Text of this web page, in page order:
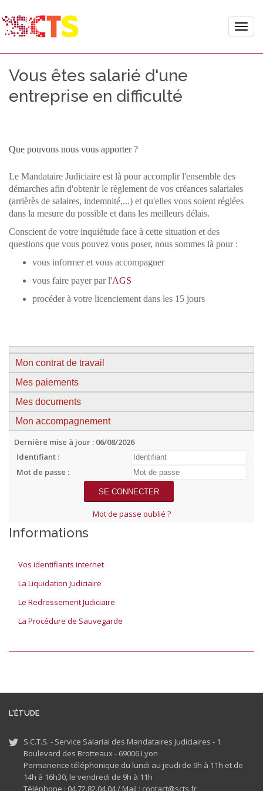
Toggle
Vous êtes salarié d'une
entreprise en difficulté
Que pouvons nous vous apporter ?
Le Mandataire Judiciaire est là pour accomplir l'ensemble des
démarches afin d'obtenir le règlement de vos créances salariales
(arrièrès de salaires, indemnité,...) et qu'elles vous soient réglées
dans la mesure du possible et dans les meilleurs délais.
Conscient de votre inquiétude face à cette situation et des
questions que vous pouvez vous poser, nous sommes là pour :
vous informer et vous accompagner
vous faire payer par l'AGS
procéder à votre licenciement dans les 15 jours
Mon contrat de travail
Mes paiements
Mes documents
Mon accompagnement
Dernière mise à jour : 06/08/2026
Identifiant :
Mot de passe :
Mot de passe oublié ?
Informations
Vos identifiants internet
La Liquidation Judiciaire
Le Redressement Judiciaire
La Procédure de Sauvegarde
L'ÉTUDE
S.C.T.S. - Service Salarial des Mandataires Judiciaires - 1
Boulevard des Brotteaux - 69006 Lyon
Permanence téléphonique du lundi au jeudi de 9h à 11h et de
14h à 16h30, le vendredi de 9h à 11h
Téléphone : 04.72.82.04.04 / Mail : contact@scts.fr